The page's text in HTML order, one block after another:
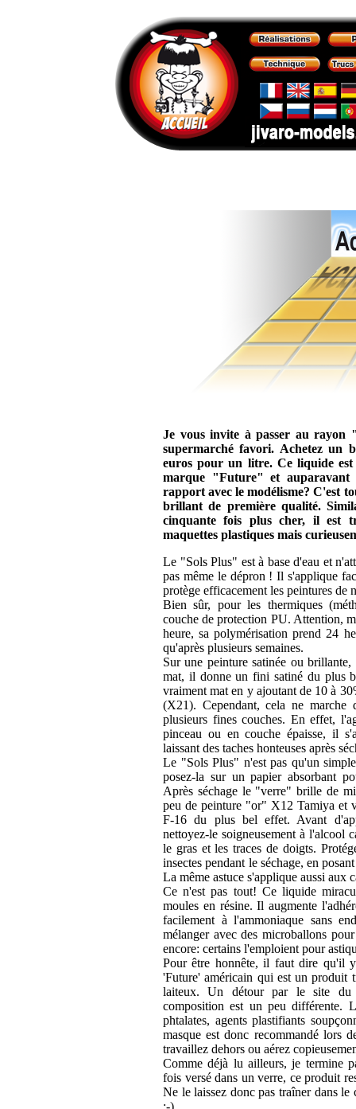
Je vous invite à passer au rayon
supermarché favori. Achetez un
euros pour un litre. Ce liquide
marque "Future" et
rapport avec le modélisme? C'est
brillant de première qualité.
cinquante fois plus cher, il est
maquettes plastiques mais
Le "Sols Plus" est à base d'eau et
pas même le dépron ! Il s'applique
protège efficacement les peintures de
Bien sûr, pour les thermiques
couche de protection PU. Attention,
heure, sa polymérisation prend 24
qu'après plusieurs semaines.
Sur une peinture satinée ou
mat, il donne un fini satiné du plus
vraiment mat en y ajoutant de 10 à
(X21). Cependant, cela ne
plusieurs fines couches. En effet,
pinceau ou en couche épaisse, il
laissant des taches honteuses après
Le "Sols Plus" n'est pas qu'un
posez-la sur un papier absorbant
Après séchage le "verre" brille de
peu de peinture "or" X12 Tamiya et
F-16 du plus bel effet. Avant
nettoyez-le soigneusement à l'alcool
le gras et les traces de doigts.
insectes pendant le séchage, en
La même astuce s'applique aussi aux
Ce n'est pas tout! Ce liquide
moules en résine. Il augmente
facilement à l'ammoniaque sans
mélanger avec des microballons
encore: certains l'emploient pour
Pour être honnête, il faut dire qu'il
'Future' américain qui est un produit
laiteux. Un détour par le site du
composition est un peu différente.
phtalates, agents plastifiants
masque est donc recommandé lors
travaillez dehors ou aérez
Comme déjà lu ailleurs, je termine
fois versé dans un verre, ce produit
Ne le laissez donc pas traîner dans
;-)